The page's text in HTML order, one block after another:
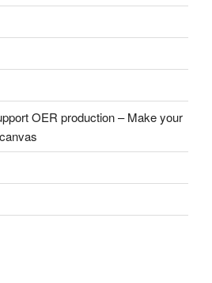
OER production – Make your